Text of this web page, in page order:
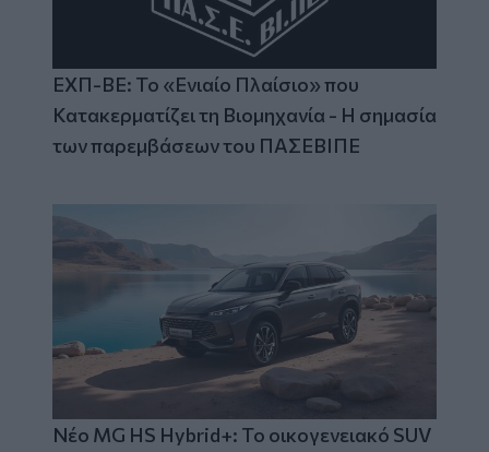
ΕΧΠ-ΒΕ: Το «Ενιαίο Πλαίσιο» που
Κατακερματίζει τη Βιομηχανία - Η σημασία
των παρεμβάσεων του ΠΑΣΕΒΙΠΕ
Νέο MG HS Hybrid+: Το οικογενειακό SUV